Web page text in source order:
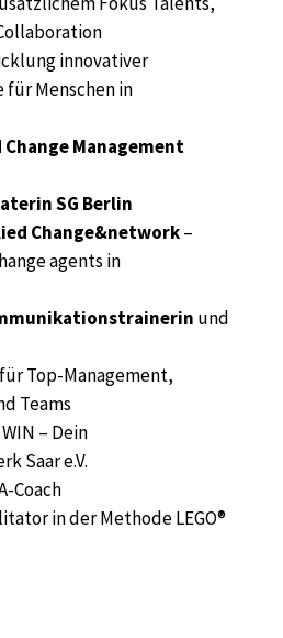
innovativer
Menschen in
Management
SG Berlin
Change&network–
agents in
und
Top-Management,
Teams
– Dein
Saar e.V.
Coach
in der Methode LEGO®